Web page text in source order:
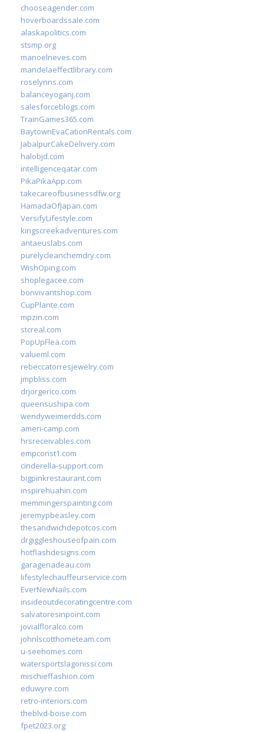
chooseagender.com
hoverboardssale.com
alaskapolitics.com
stsmp.org
manoelneves.com
mandelaeffectlibrary.com
roselynns.com
balanceyoganj.com
salesforceblogs.com
TrainGames365.com
BaytownEvaCationRentals.com
JabalpurCakeDelivery.com
halobjd.com
intelligenceqatar.com
PikaPikaApp.com
takecareofbusinessdfw.org
HamadaOfJapan.com
VersifyLifestyle.com
kingscreekadventures.com
antaeuslabs.com
purelycleanchemdry.com
WishOping.com
shoplegacee.com
bonvivantshop.com
CupPlante.com
mpzin.com
stcreal.com
PopUpFlea.com
valueml.com
rebeccatorresjewelry.com
jmpbliss.com
drjorgerico.com
queensushipa.com
wendyweimerdds.com
ameri-camp.com
hrsreceivables.com
empconst1.com
cinderella-support.com
bigpinkrestaurant.com
inspirehuahin.com
memmingerspainting.com
jeremypbeasley.com
thesandwichdepotcos.com
drgiggleshouseofpain.com
hotflashdesigns.com
garagenadeau.com
lifestylechauffeurservice.com
EverNewNails.com
insideoutdecoratingcentre.com
salvatoresinpoint.com
jovialfloralco.com
johnlscotthometeam.com
u-seehomes.com
watersportslagonissi.com
mischieffashion.com
eduwyre.com
retro-interiors.com
theblvd-boise.com
fpet2023.org